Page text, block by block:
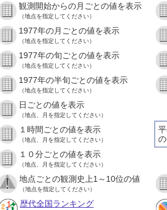
観測開始からの月ごとの値を表示
（地点を指定してください）
1977年の月ごとの値を表示
（地点を指定してください）
1977年の旬ごとの値を表示
（地点を指定してください）
1977年の半旬ごとの値を表示
（地点を指定してください）
日ごとの値を表示
（地点、月を指定してください）
１時間ごとの値を表示
（地点、月を指定してください）
１０分ごとの値を表示
（地点、月を指定してください）
地点ごとの観測史上1～10位の値
（地点を指定してください）
歴代全国ランキング